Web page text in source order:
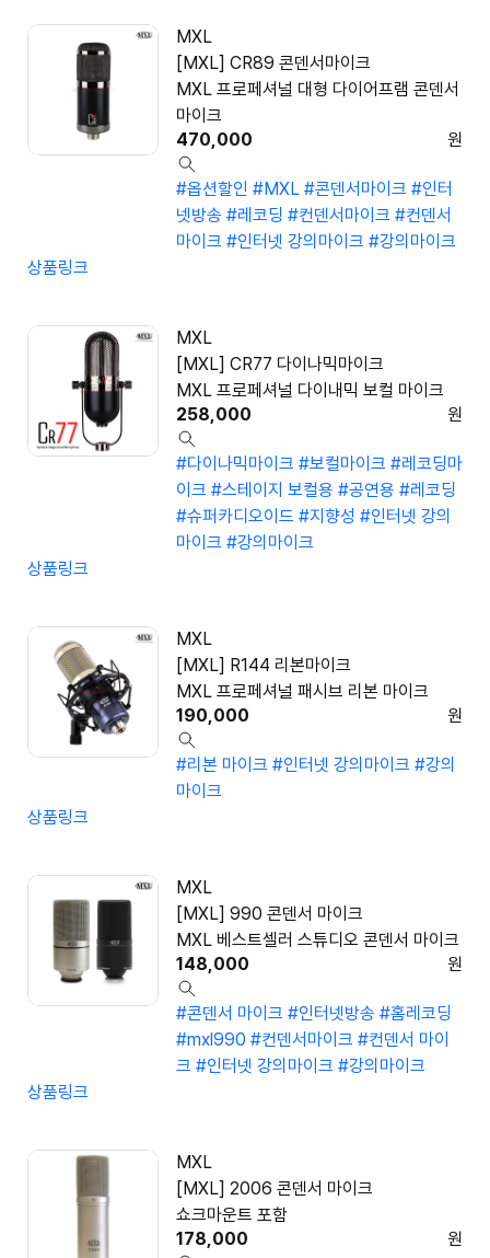
MXL
[MXL] CR89 콘덴서마이크
MXL 프로페셔널 대형 다이어프램 콘덴서
마이크
470,000
원
#옵션할인 #MXL #콘덴서마이크 #인터
넷방송 #레코딩 #컨덴서마이크 #컨덴서
마이크 #인터넷 강의마이크 #강의마이크
상품링크
MXL
[MXL] CR77 다이나믹마이크
MXL 프로페셔널 다이내믹 보컬 마이크
258,000
원
#다이나믹마이크 #보컬마이크 #레코딩마
이크 #스테이지 보컬용 #공연용 #레코딩
#슈퍼카디오이드 #지향성 #인터넷 강의
마이크 #강의마이크
상품링크
MXL
[MXL] R144 리본마이크
MXL 프로페셔널 패시브 리본 마이크
190,000
원
#리본 마이크 #인터넷 강의마이크 #강의
마이크
상품링크
MXL
[MXL] 990 콘덴서 마이크
MXL 베스트셀러 스튜디오 콘덴서 마이크
148,000
원
#콘덴서 마이크 #인터넷방송 #홈레코딩
#mxl990 #컨덴서마이크 #컨덴서 마이
크 #인터넷 강의마이크 #강의마이크
상품링크
MXL
[MXL] 2006 콘덴서 마이크
쇼크마운트 포함
178,000
원